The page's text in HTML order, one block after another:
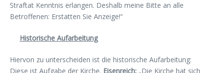
Straftat Kenntnis erlangen. Deshalb meine Bitte an alle
Betroffenen: Erstatten Sie Anzeige!“
Historische Aufarbeitung
Hiervon zu unterscheiden ist die historische Aufarbeitung:
Diese ist Aufgabe der Kirche. Eisenreich: „Die Kirche hat sich